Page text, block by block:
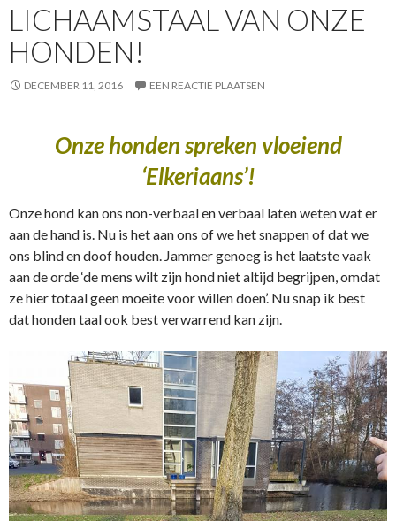
LICHAAMSTAAL VAN ONZE
HONDEN!
DECEMBER 11, 2016 EEN REACTIE PLAATSEN
Onze honden spreken vloeiend
‘Elkeriaans’!
Onze hond kan ons non-verbaal en verbaal laten weten wat er
aan de hand is. Nu is het aan ons of we het snappen of dat we
ons blind en doof houden. Jammer genoeg is het laatste vaak
aan de orde ‘de mens wilt zijn hond niet altijd begrijpen, omdat
ze hier totaal geen moeite voor willen doen’. Nu snap ik best
dat honden taal ook best verwarrend kan zijn.